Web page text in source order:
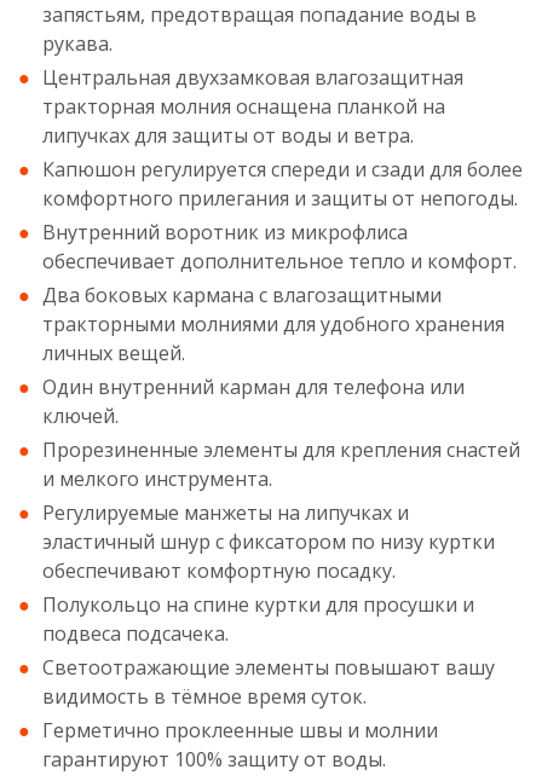
запястьям, предотвращая попадание воды в
рукава.
Центральная двухзамковая влагозащитная
тракторная молния оснащена планкой на
липучках для защиты от воды и ветра.
Капюшон регулируется спереди и сзади для более
комфортного прилегания и защиты от непогоды.
Внутренний воротник из микрофлиса
обеспечивает дополнительное тепло и комфорт.
Два боковых кармана с влагозащитными
тракторными молниями для удобного хранения
личных вещей.
Один внутренний карман для телефона или
ключей.
Прорезиненные элементы для крепления снастей
и мелкого инструмента.
Регулируемые манжеты на липучках и
эластичный шнур с фиксатором по низу куртки
обеспечивают комфортную посадку.
Полукольцо на спине куртки для просушки и
подвеса подсачека.
Светоотражающие элементы повышают вашу
видимость в тёмное время суток.
Герметично проклеенные швы и молнии
гарантируют 100% защиту от воды.